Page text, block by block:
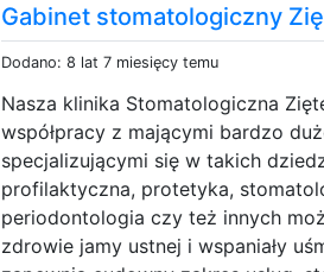
Gabinet stomatologiczny
Dodano: 8 lat 7 miesięcy temu
Nasza klinika Stomatologiczna
współpracy z mającymi bardzo
specjalizującymi się w takich
profilaktyczna, protetyka,
periodontologia czy też innych
zdrowie jamy ustnej i wspaniały